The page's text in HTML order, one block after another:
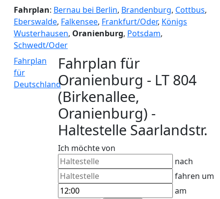
Fahrplan: Bernau bei Berlin, Brandenburg, Cottbus,
Eberswalde, Falkensee, Frankfurt/Oder, Königs
Wusterhausen, Oranienburg, Potsdam,
Schwedt/Oder
Fahrplan
für
Deutschland
Fahrplan für
Oranienburg - LT 804
(Birkenallee,
Oranienburg) -
Haltestelle Saarlandstr.
Ich möchte von
nach
fahren um
am